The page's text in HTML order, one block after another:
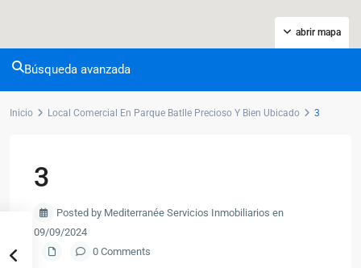
abrir mapa
Búsqueda avanzada
Inicio Local Comercial En Parque Batlle Precioso Y Bien Ubicado 3
3
Posted by Mediterranée Servicios Inmobiliarios en
09/09/2024
0 Comments